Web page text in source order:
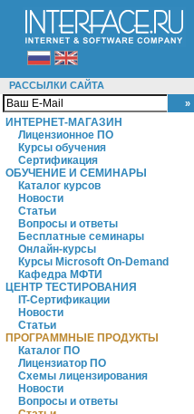
РАССЫЛКИ САЙТА
ИНТЕРНЕТ-МАГАЗИН
Лицензионное ПО
Курсы обучения
Сертификация
ОБУЧЕНИЕ И СЕМИНАРЫ
Каталог курсов
Новости
Статьи
Вопросы и ответы
Бесплатные семинары
Онлайн-курсы
Курсы Microsoft On-Demand
Кафедра МФТИ
ЦЕНТР ТЕСТИРОВАНИЯ
IT-Сертификации
Новости
Статьи
ПРОГРАММНЫЕ ПРОДУКТЫ
Каталог ПО
Лицензиатор ПО
Схемы лицензирования
Новости
Вопросы и ответы